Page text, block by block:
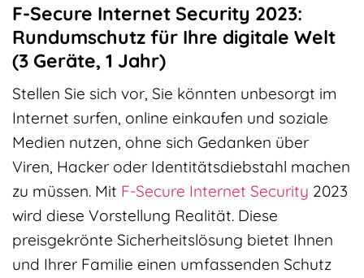
F-Secure Internet Security 2023:
Rundumschutz für Ihre digitale Welt
(3 Geräte, 1 Jahr)
Stellen Sie sich vor, Sie könnten unbesorgt im
Internet surfen, online einkaufen und soziale
Medien nutzen, ohne sich Gedanken über
Viren, Hacker oder Identitätsdiebstahl machen
zu müssen. Mit F-Secure Internet Security 2023
wird diese Vorstellung Realität. Diese
preisgekrönte Sicherheitslösung bietet Ihnen
und Ihrer Familie einen umfassenden Schutz